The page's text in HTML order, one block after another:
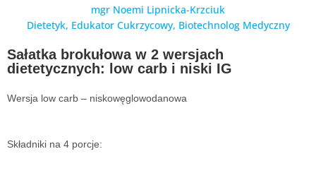
mgr Noemi Lipnicka-Krzciuk
Dietetyk, Edukator Cukrzycowy, Biotechnolog Medyczny
Sałatka brokułowa w 2 wersjach
dietetycznych: low carb i niski IG
Wersja low carb – niskowęglowodanowa
Składniki na 4 porcje: